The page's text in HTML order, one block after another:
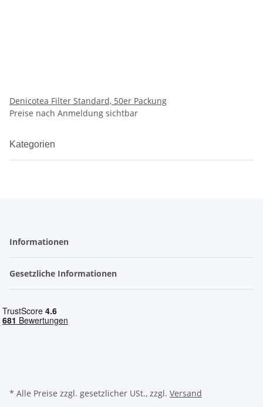
Denicotea Filter Standard, 50er Packung
Preise nach Anmeldung sichtbar
Kategorien
Informationen
Gesetzliche Informationen
* Alle Preise zzgl. gesetzlicher USt., zzgl. Versand